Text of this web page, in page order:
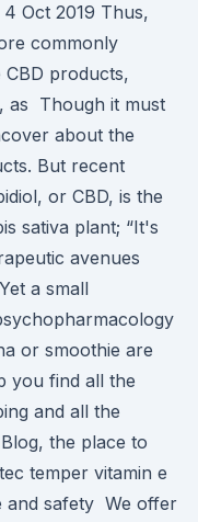
Oct 2019 Thus,
commonly
products,
as Though it must
about the
But recent
or CBD, is the
sativa plant; “It's
avenues
a small
or smoothie are
you find all the
and all the
the place to
temper vitamin e
and safety We offer